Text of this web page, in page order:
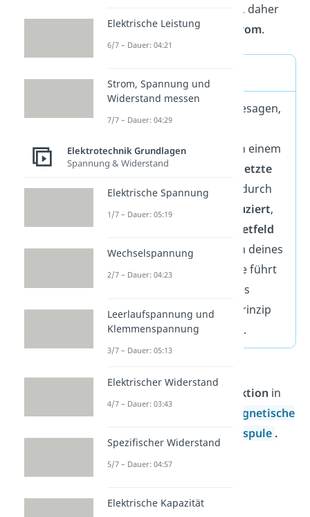
Wirbel in sich geschlossen, daher
die BezeichnungWirbelstrom.
besagen,
magnetischen
in einem
Leitereine
entgegengesetzte
Spannunginduziert
. Dadurch
wird einStromfluss induziert,
Magnetfeld
entgegengesetzt zu dem deines
Magneten erzeugt. Diese führt
zu einer Abbremsung des
Leitmaterials und zum Prinzip
derWirbelstrombremse .
Induktion in
unserem Video
Elektromagnetische
Induktion und Induktionsspule .
Elektrische Leistung
6/7 – Dauer: 04:21
Strom, Spannung und
Widerstand messen
7/7 – Dauer: 04:29
Elektrotechnik Grundlagen
Spannung & Widerstand
Elektrische Spannung
1/7 – Dauer: 05:19
Wechselspannung
2/7 – Dauer: 04:23
Leerlaufspannung und
Klemmenspannung
3/7 – Dauer: 05:13
Elektrischer Widerstand
4/7 – Dauer: 03:43
Spezifischer Widerstand
5/7 – Dauer: 04:57
Elektrische Kapazität